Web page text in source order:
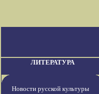
ЛИТЕРАТУРА
Новости русской культуры